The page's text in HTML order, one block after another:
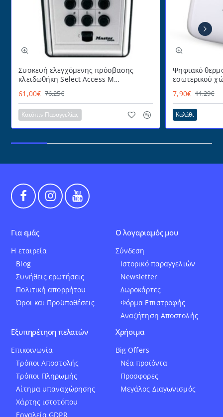
Συσκευή ελεγχόμενης πρόσβασης
κλειδωθήκη Select Access Μ
προστατευτικό κάλυμμα
61,00€ 76,25€
Κατόπιν Παραγγελίας
Ψηφιακό
εσωτερικού
επιτραπέζια
για επιτοίχια
7,90€ 11,29€
Καλάθι
Για εμάς
Η εταιρεία
Blog
Συνήθεις ερωτήσεις
Πολιτική απορρήτου
Όροι και Προϋποθέσεις
Ο λογαριαμός μου
Σύνδεση
Ιστορικό παραγγελιών
Newsletter
Δωροκάρτες
Φόρμα Επιστροφής
Αναζήτηση Αποστολής
Εξυπηρέτηση πελατών
Επικοινωνία
Τρόποι Αποστολής
Τρόποι Πληρωμής
Αίτημα υπαναχώρησης
Χάρτης ιστοτόπου
Εργαλεία GDPR
Χρήσιμα
Big Offers
Νέα προϊόντα
Προσφορες
Μεγάλος Διαγωνισμός